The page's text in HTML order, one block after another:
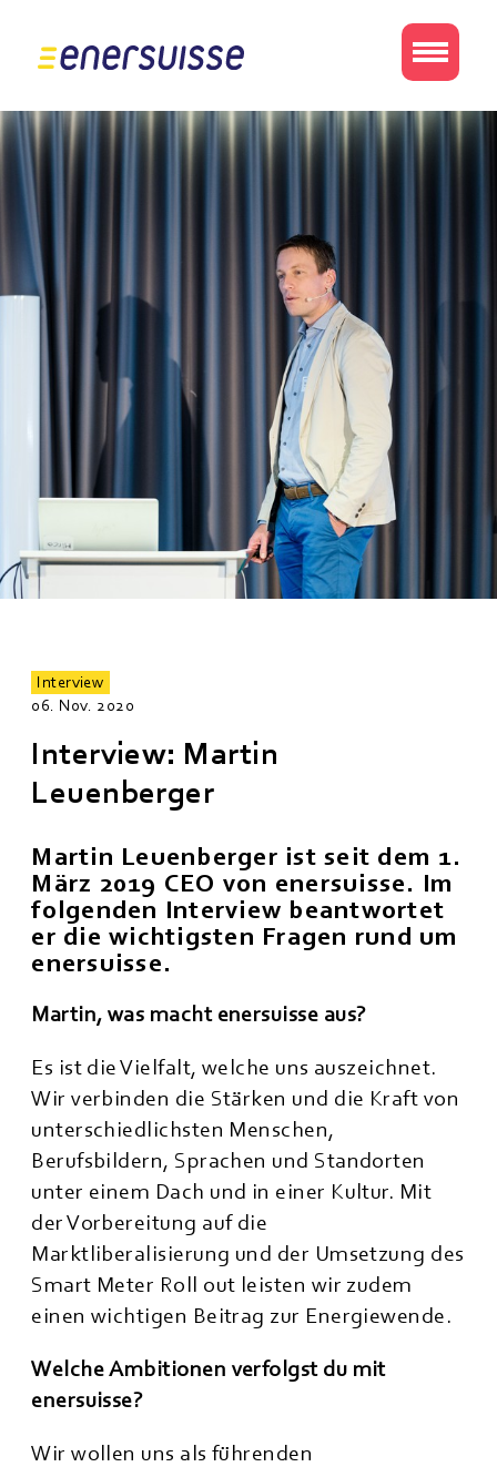
Interview
06. Nov. 2020
Interview: Martin
Leuenberger
Martin Leuenberger ist seit dem 1.
März 2019 CEO von enersuisse. Im
folgenden Interview beantwortet
er die wichtigsten Fragen rund um
enersuisse.
Martin, was macht enersuisse aus?
Es ist die Vielfalt, welche uns auszeichnet.
Wir verbinden die Stärken und die Kraft von
unterschiedlichsten Menschen,
Berufsbildern, Sprachen und Standorten
unter einem Dach und in einer Kultur. Mit
der Vorbereitung auf die
Marktliberalisierung und der Umsetzung des
Smart Meter Roll out leisten wir zudem
einen wichtigen Beitrag zur Energiewende.
Welche Ambitionen verfolgst du mit
enersuisse?
Wir wollen uns als führenden